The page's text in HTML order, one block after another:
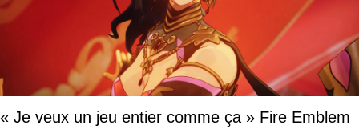
« Je veux un jeu entier comme ça » Fire Emblem